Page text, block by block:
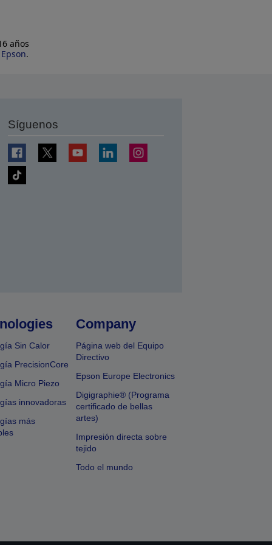
años
.
Síguenos
Sin Calor
PrecisionCore
Micro Piezo
innovadoras
más
Company
Página web del Equipo
Directivo
Epson Europe Electronics
Digigraphie® (Programa
certificado de bellas
artes)
Impresión directa sobre
tejido
Todo el mundo